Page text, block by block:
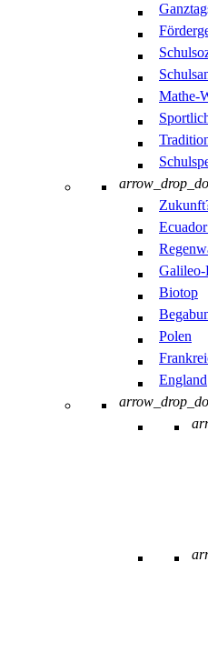
Mathe-
Galileo-
Biotop
Polen
England